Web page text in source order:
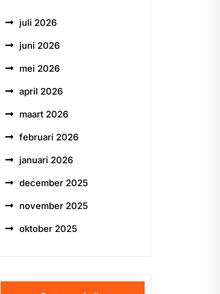
juli 2026
juni 2026
mei 2026
april 2026
maart 2026
februari 2026
januari 2026
december 2025
november 2025
oktober 2025